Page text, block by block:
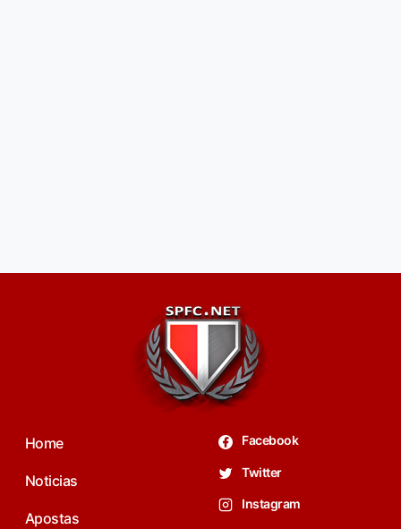
Home
Noticias
Apostas
Facebook
Twitter
Instagram